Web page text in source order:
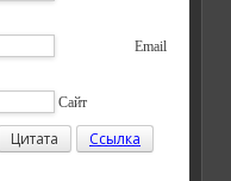
Email
Сайт
Цитата
Ссылка